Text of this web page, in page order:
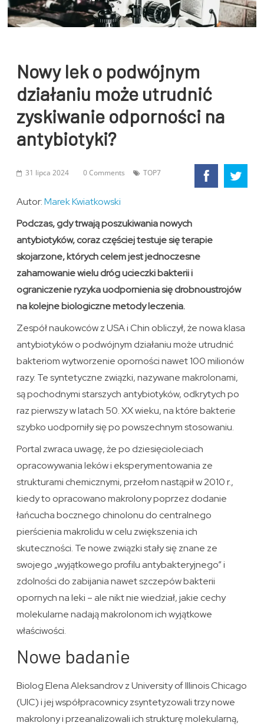
Nowy lek o podwójnym
działaniu może utrudnić
zyskiwanie odporności na
antybiotyki?
31 lipca 2024 0 Comments TOP7
Autor:Marek Kwiatkowski
Podczas, gdy trwają poszukiwania nowych
antybiotyków, coraz częściej testuje się terapie
skojarzone, których celem jest jednoczesne
zahamowanie wielu dróg ucieczki bakterii i
ograniczenie ryzyka uodpornienia się drobnoustrojów
na kolejne biologiczne metody leczenia.
Zespół naukowców z USA i Chin obliczył, że nowa klasa
antybiotyków o podwójnym działaniu może utrudnić
bakteriom wytworzenie oporności nawet 100 milionów
razy. Te syntetyczne związki, nazywane makrolonami,
są pochodnymi starszych antybiotyków, odkrytych po
raz pierwszy w latach 50. XX wieku, na które bakterie
szybko uodporniły się po powszechnym stosowaniu.
Portal zwraca uwagę, że po dziesięcioleciach
opracowywania leków i eksperymentowania ze
strukturami chemicznymi, przełom nastąpił w 2010 r.,
kiedy to opracowano makrolony poprzez dodanie
łańcucha bocznego chinolonu do centralnego
pierścienia makrolidu w celu zwiększenia ich
skuteczności. Te nowe związki stały się znane ze
swojego „wyjątkowego profilu antybakteryjnego” i
zdolności do zabijania nawet szczepów bakterii
opornych na leki – ale nikt nie wiedział, jakie cechy
molekularne nadają makrolonom ich wyjątkowe
właściwości.
Nowe badanie
Biolog Elena Aleksandrov z University of Illinois Chicago
(UIC) i jej współpracownicy zsyntetyzowali trzy nowe
makrolony i przeanalizowali ich strukturę molekularną,